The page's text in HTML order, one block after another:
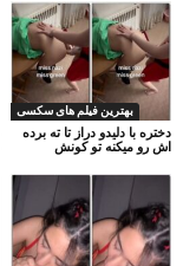
بهترین فیلم های سکسی
دختره با دلیدو دراز تا ته برده
اش رو میکنه تو کونش